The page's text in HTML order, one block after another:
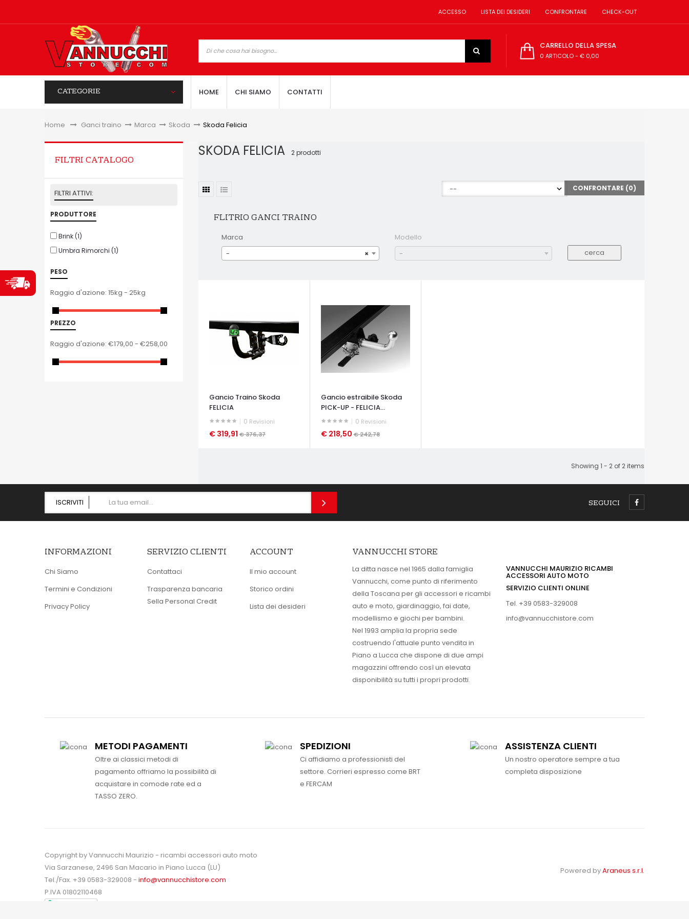
ACCESSO LISTA DEI DESIDERI CONFRONTARE CHECK-OUT
CARRELLO DELLA SPESA
0 ARTICOLO- € 0,00
CATEGORIE HOME CHI SIAMO CONTATTI
Home &gt;Ganci traino > Marca > Skoda > Skoda Felicia
FILTRI CATALOGO
FILTRI ATTIVI:
PRODUTTORE
Brink (1)
Umbra Rimorchi (1)
PESO
Raggio d'azione: 15kg - 25kg
PREZZO
Raggio d'azione: €179,00 - €258,00
SKODA FELICIA 2 prodotti
CONFRONTARE (0)
FLITRIO GANCI TRAINO
Marca
×
-
Modello
-
Gancio Traino Skoda
FELICIA
0 Revisioni
€ 319,91 € 376,37
Gancio estraibile Skoda
PICK-UP - FELICIA...
0 Revisioni
€ 218,50€ 242,78
Showing 1 - 2 of 2 items
ISCRIVITI SEGUICI
INFORMAZIONI
Chi Siamo
Termini e Condizioni
Privacy Policy
SERVIZIO CLIENTI
Contattaci
Trasparenza bancaria
Sella Personal Credit
ACCOUNT
Il mio account
Storico ordini
Lista dei desideri
VANNUCCHI STORE
La ditta nasce nel 1965 dalla famiglia
Vannucchi, come punto di riferimento
della Toscana per gli accessori e ricambi
auto e moto, giardinaggio, fai date,
modellismo e giochi per bambini.
Nel 1993 amplia la propria sede
costruendo l'attuale punto vendita in
Piano a Lucca che dispone di due ampi
magazzini offrendo così un elevata
disponibilità su tutti i propri prodotti.
VANNUCCHI MAURIZIO RICAMBI
ACCESSORI AUTO MOTO
SERVIZIO CLIENTI ONLINE
Tel. +39 0583-329008
info@vannucchistore.com
METODI PAGAMENTI
Oltre ai classici metodi di
pagamento offriamo la possibilità di
acquistare in comode rate ed a
TASSO ZERO.
SPEDIZIONI
Ci affidiamo a professionisti del
settore. Corrieri espresso come BRT
e FERCAM
ASSISTENZA CLIENTI
Un nostro operatore sempre a tua
completa disposizione
Copyright by Vannucchi Maurizio - ricambi accessori auto moto
Via Sarzanese, 2496 San Macario in Piano Lucca (LU)
Tel./Fax. +39 0583-329008 - info@vannucchistore.com
P.IVA 01802110468
Powered byAraneus s.r.l.